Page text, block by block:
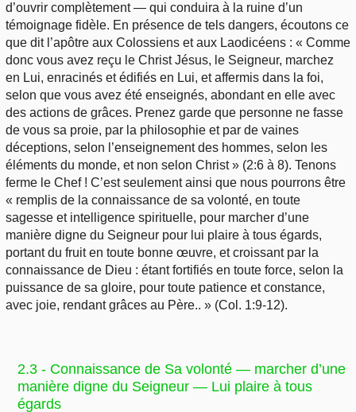
d’ouvrir complètement — qui conduira à la ruine d’un
témoignage fidèle. En présence de tels dangers, écoutons ce
que dit l’apôtre aux Colossiens et aux Laodicéens : « Comme
donc vous avez reçu le Christ Jésus, le Seigneur, marchez
en Lui, enracinés et édifiés en Lui, et affermis dans la foi,
selon que vous avez été enseignés, abondant en elle avec
des actions de grâces. Prenez garde que personne ne fasse
de vous sa proie, par la philosophie et par de vaines
déceptions, selon l’enseignement des hommes, selon les
éléments du monde, et non selon Christ » (2:6 à 8). Tenons
ferme le Chef ! C’est seulement ainsi que nous pourrons être
« remplis de la connaissance de sa volonté, en toute
sagesse et intelligence spirituelle, pour marcher d’une
manière digne du Seigneur pour lui plaire à tous égards,
portant du fruit en toute bonne œuvre, et croissant par la
connaissance de Dieu : étant fortifiés en toute force, selon la
puissance de sa gloire, pour toute patience et constance,
avec joie, rendant grâces au Père.. » (Col. 1:9-12).
2.3 - Connaissance de Sa volonté — marcher d’une
manière digne du Seigneur — Lui plaire à tous
égards